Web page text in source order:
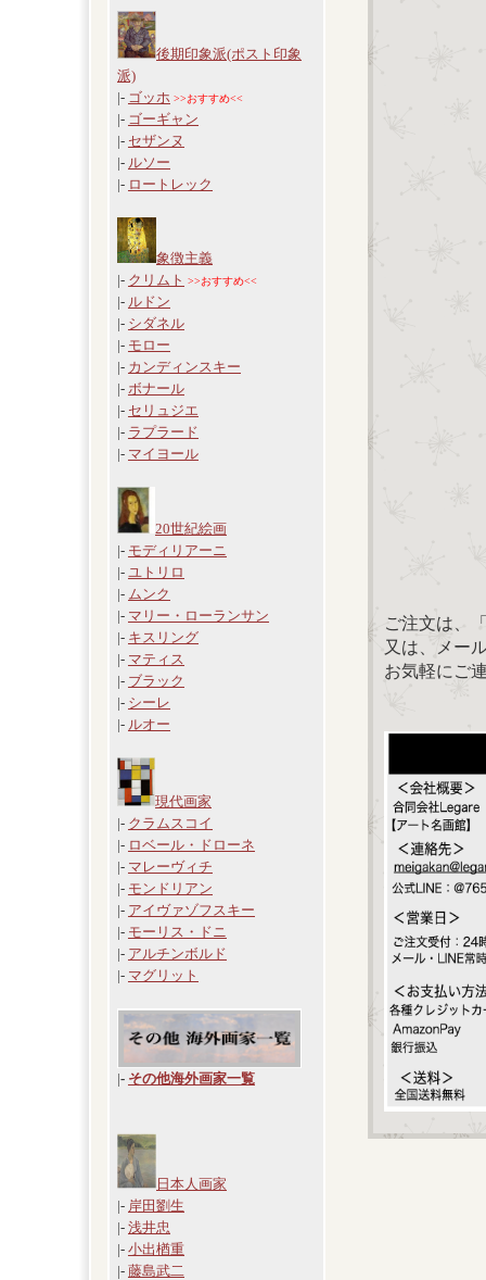
後期印象派(ポスト印象
派)
|- ゴッホ >>おすすめ<<
|- ゴーギャン
|- セザンヌ
|- ルソー
|- ロートレック
象徴主義
|- クリムト >>おすすめ<<
|- ルドン
|- シダネル
|- モロー
|- カンディンスキー
|- ボナール
|- セリュジエ
|- ラプラード
|- マイヨール
20世紀絵画
|- モディリアーニ
|- ユトリロ
|- ムンク
|- マリー・ローランサン
|- キスリング
|- マティス
|- ブラック
|- シーレ
|- ルオー
現代画家
|- クラムスコイ
|- ロベール・ドローネ
|- マレーヴィチ
|- モンドリアン
|- アイヴァゾフスキー
|- モーリス・ドニ
|- アルチンボルド
|- マグリット
|- その他海外画家一覧
日本人画家
|- 岸田劉生
|- 浅井忠
|- 小出楢重
|- 藤島武二
ご注文は、
又は、メー
お気軽にご